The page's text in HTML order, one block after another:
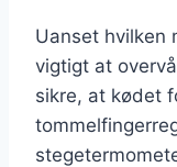
Uanset hvilken
vigtigt at
sikre, at kødet